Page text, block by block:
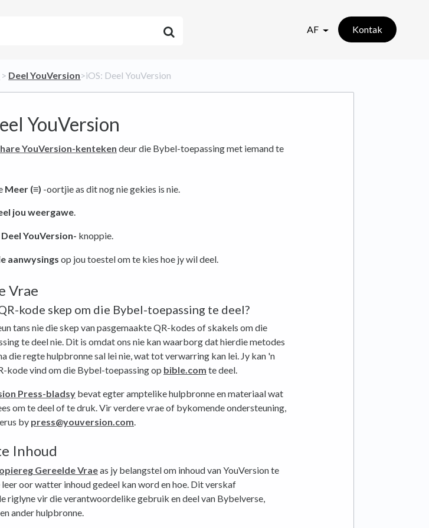
AF Kontak
​ > ​ ​Deel YouVersion​>​ iOS: Deel YouVersion
YouVersion
YouVersion-kenteken deur die Bybel-toepassing met iemand te
Meer (≡) -oortjie as dit nog nie gekies is nie.
jou weergawe.
Deel YouVersion- knoppie.
aanwysings op jou toestel om te kies hoe jy wil deel.
Vrae
kode skep om die Bybel-toepassing te deel?
tans nie die skep van pasgemaakte QR-kodes of skakels om die
te deel nie. Dit is omdat ons nie kan waarborg dat hierdie metodes
die regte hulpbronne sal lei nie, wat tot verwarring kan lei. Jy kan 'n
kode vind om die Bybel-toepassing op bible.com te deel.
Press-bladsy bevat egter amptelike hulpbronne en materiaal wat
om te deel of te druk. Vir verdere vrae of bykomende ondersteuning,
by press@youversion.com.
Inhoud
Gereelde Vraeas jy belangstel om inhoud van YouVersion te
oor watter inhoud gedeel kan word en hoe. Dit verskaf
riglyne vir die verantwoordelike gebruik en deel van Bybelverse,
ander hulpbronne.